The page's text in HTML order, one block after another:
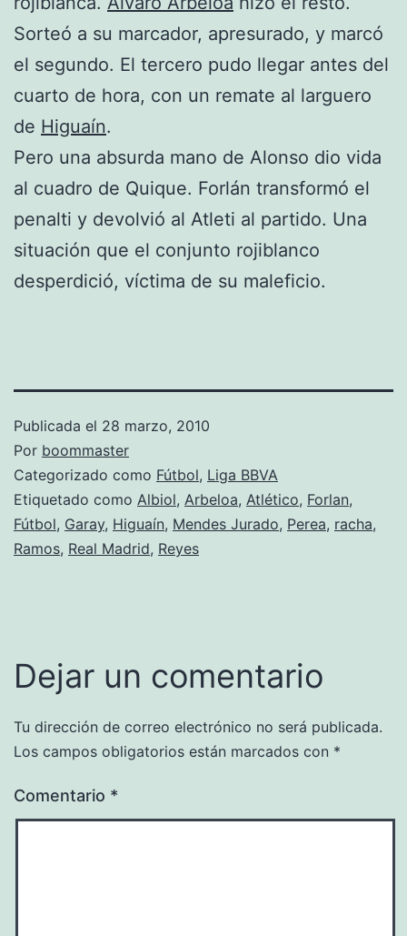
Sorteó a su marcador, apresurado, y marcó
el segundo. El tercero pudo llegar antes del
cuarto de hora, con un remate al larguero
de Higuaín.
Pero una absurda mano de Alonso dio vida
al cuadro de Quique. Forlán transformó el
penalti y devolvió al Atleti al partido. Una
situación que el conjunto rojiblanco
desperdició, víctima de su maleficio.
Publicada el 28 marzo, 2010
Por boommaster
Categorizado como Fútbol, Liga BBVA
Etiquetado como Albiol, Arbeloa, Atlético, Forlan,
Fútbol, Garay, Higuaín, Mendes Jurado, Perea, racha,
Ramos, Real Madrid, Reyes
Dejar un comentario
Tu dirección de correo electrónico no será publicada.
Los campos obligatorios están marcados con *
Comentario *